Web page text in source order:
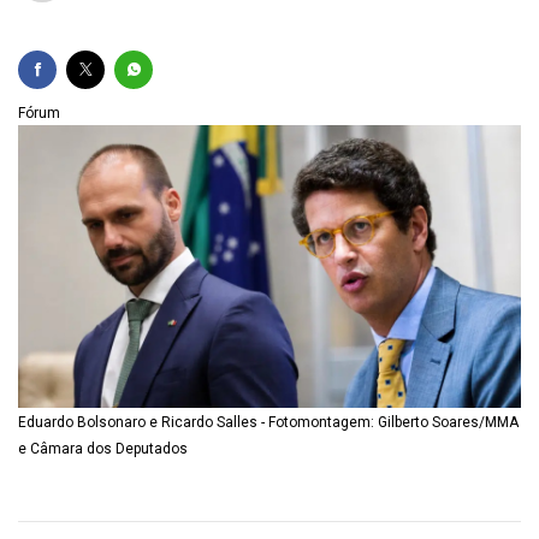
Fórum
Eduardo Bolsonaro e Ricardo Salles - Fotomontagem: Gilberto Soares/MMA
e Câmara dos Deputados